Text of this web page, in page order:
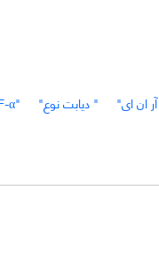
ان ای" " دیابت نوع"
"TNF-α